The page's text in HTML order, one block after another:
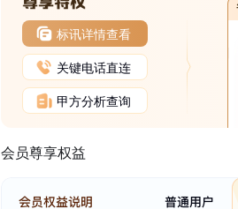
标讯详情查看
关键电话直连
甲方分析查询
会员尊享权益